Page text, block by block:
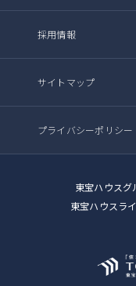
採用情報
サイトマップ
プライバシーポリシー
東宝ハウスグ
東宝ハウスラ